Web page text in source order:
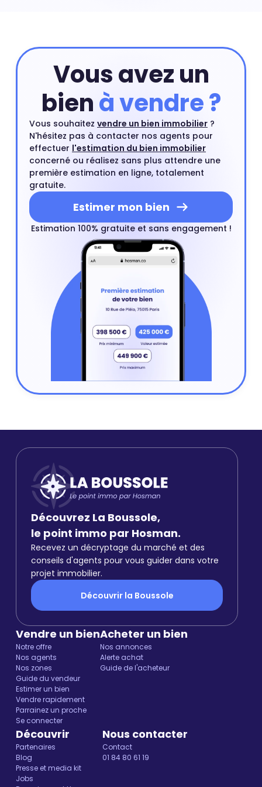
Vous avez un
bienà vendre ?
Vous souhaitez vendre un bien immobilier ?
N'hésitez pas à contacter nos agents pour
effectuer l'estimation du bien immobilier
concerné ou réalisez sans plus attendre une
première estimation en ligne, totalement
gratuite.
Estimer mon bien
Estimation 100% gratuite et sans engagement !
Découvrez La Boussole,
le point immo par Hosman.
Recevez un décryptage du marché et des
conseils d'agents pour vous guider dans votre
projet immobilier.
Découvrir la Boussole
Vendre un bien
Notre offre
Nos agents
Nos zones
Guide du vendeur
Estimer un bien
Vendre rapidement
Parrainez un proche
Se connecter
Acheter un bien
Nos annonces
Alerte achat
Guide de l'acheteur
Découvrir
Partenaires
Blog
Presse et media kit
Jobs
Nous contacter
Contact
01 84 80 61 19